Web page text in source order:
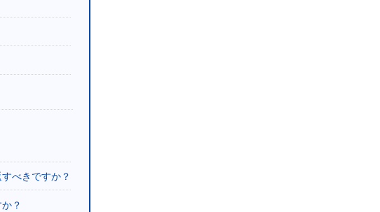
べきですか？
？